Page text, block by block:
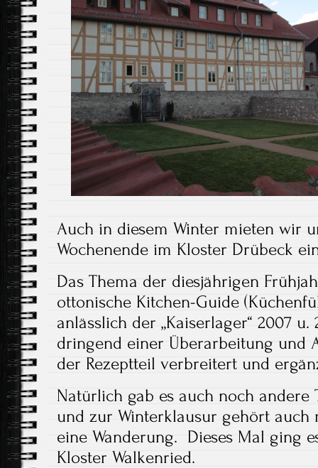
Auch in diesem Winter mieten wir
Wochenende im Kloster Drübeck
Das Thema der diesjährigen
ottonische Kitchen-Guide
anlässlich der „Kaiserlager“ 2007
dringend einer Überarbeitung und
der Rezeptteil verbreitert und
Natürlich gab es auch noch andere
und zur Winterklausur gehört
eine Wanderung. Dieses Mal ging
Kloster Walkenried.